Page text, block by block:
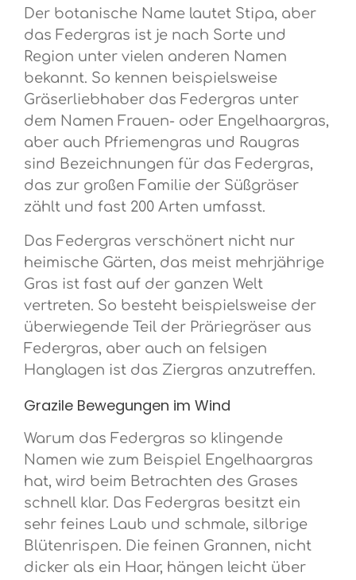
Der botanische Name lautet Stipa, aber
das Federgras ist je nach Sorte und
Region unter vielen anderen Namen
bekannt. So kennen beispielsweise
Gräserliebhaber das Federgras unter
dem Namen Frauen- oder Engelhaargras,
aber auch Pfriemengras und Raugras
sind Bezeichnungen für das Federgras,
das zur großen Familie der Süßgräser
zählt und fast 200 Arten umfasst.
Das Federgras verschönert nicht nur
heimische Gärten, das meist mehrjährige
Gras ist fast auf der ganzen Welt
vertreten. So besteht beispielsweise der
überwiegende Teil der Präriegräser aus
Federgras, aber auch an felsigen
Hanglagen ist das Ziergras anzutreffen.
Grazile Bewegungen im Wind
Warum das Federgras so klingende
Namen wie zum Beispiel Engelhaargras
hat, wird beim Betrachten des Grases
schnell klar. Das Federgras besitzt ein
sehr feines Laub und schmale, silbrige
Blütenrispen. Die feinen Grannen, nicht
dicker als ein Haar, hängen leicht über